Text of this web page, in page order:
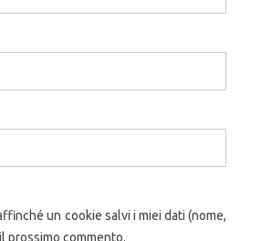
un cookie salvi i miei dati (nome,
prossimo commento.